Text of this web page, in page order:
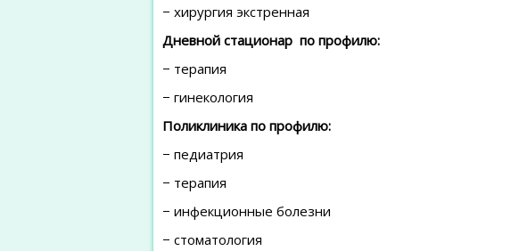
− хирургия экстренная
Дневной стационар по профилю:
− терапия
− гинекология
Поликлиника по профилю:
− педиатрия
− терапия
− инфекционные болезни
− стоматология